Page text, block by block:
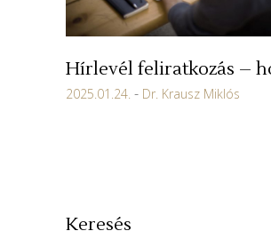
Hírlevél feliratkozás –
2025.01.24. Dr. Krausz Miklós
Keresés